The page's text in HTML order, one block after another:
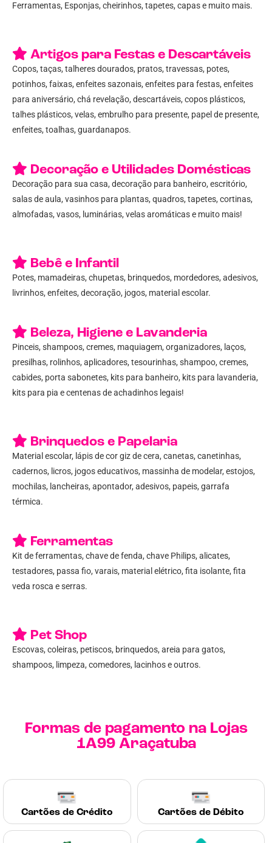
Ferramentas, Esponjas, cheirinhos, tapetes, capas e muito mais.
Artigos para Festas e Descartáveis
Copos, taças, talheres dourados, pratos, travessas, potes,
potinhos, faixas, enfeites sazonais, enfeites para festas, enfeites
para aniversário, chá revelação, descartáveis, copos plásticos,
talhes plásticos, velas, embrulho para presente, papel de presente,
enfeites, toalhas, guardanapos.
Decoração e Utilidades Domésticas
Decoração para sua casa, decoração para banheiro, escritório,
salas de aula, vasinhos para plantas, quadros, tapetes, cortinas,
almofadas, vasos, luminárias, velas aromáticas e muito mais!
Bebê e Infantil
Potes, mamadeiras, chupetas, brinquedos, mordedores, adesivos,
livrinhos, enfeites, decoração, jogos, material escolar.
Beleza, Higiene e Lavanderia
Pinceis, shampoos, cremes, maquiagem, organizadores, laços,
presilhas, rolinhos, aplicadores, tesourinhas, shampoo, cremes,
cabides, porta sabonetes, kits para banheiro, kits para lavanderia,
kits para pia e centenas de achadinhos legais!
Brinquedos e Papelaria
Material escolar, lápis de cor giz de cera, canetas, canetinhas,
cadernos, licros, jogos educativos, massinha de modelar, estojos,
mochilas, lancheiras, apontador, adesivos, papeis, garrafa
térmica.
Ferramentas
Kit de ferramentas, chave de fenda, chave Philips, alicates,
testadores, passa fio, varais, material elétrico, fita isolante, fita
veda rosca e serras.
Pet Shop
Escovas, coleiras, petiscos, brinquedos, areia para gatos,
shampoos, limpeza, comedores, lacinhos e outros.
Formas de pagamento na Lojas
1A99 Araçatuba
Cartões de Crédito Cartões de Débito